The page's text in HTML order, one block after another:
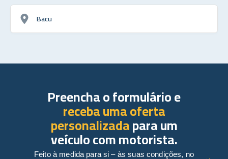
Bacu
Preencha o formulário e
receba uma oferta
personalizadapara um
veículo com motorista.
Feito à medida para si – às suas condições, no